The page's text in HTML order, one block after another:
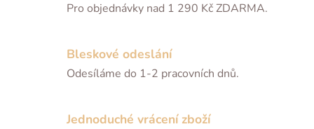
Pro objednávky nad 1 290 Kč ZDARMA.
Bleskové odeslání
Odesíláme do 1-2 pracovních dnů.
Jednoduché vrácení zboží